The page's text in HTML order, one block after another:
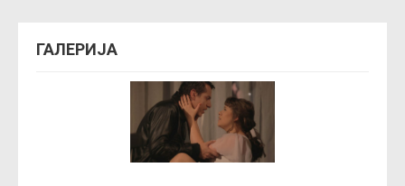
ГАЛЕРИЈА